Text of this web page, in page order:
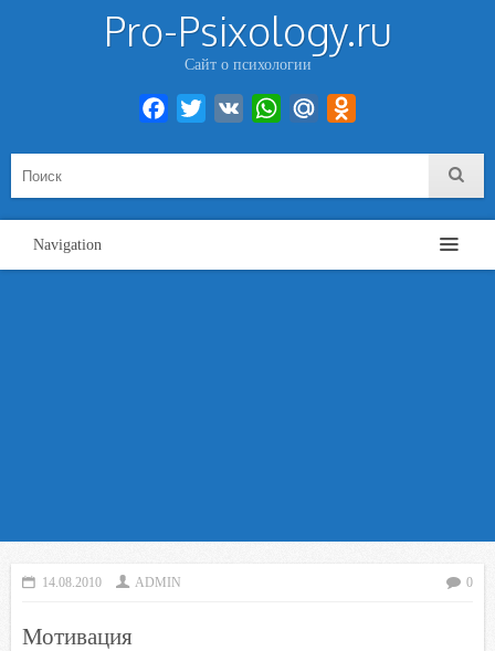
Pro-Psixology.ru
Сайт о психологии
Facebook
Twitter VK WhatsAppMail.Ru
Navigation
14.08.2010 ADMIN 0
Мотивация